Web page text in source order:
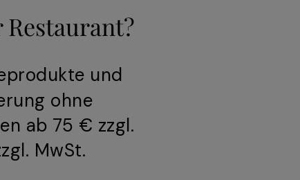
und
ohne
ab 75 € zzgl.
MwSt.